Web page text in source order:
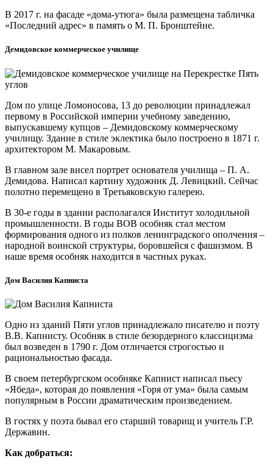
В 2017 г. на фасаде «дома-утюга» была размещена табличка
«Последний адрес» в память о М. П. Бронштейне.
Демидовское коммерческое училище
Дом по улице Ломоносова, 13 до революции принадлежал
первому в Российской империи учебному заведению,
выпускавшему купцов – Демидовскому коммерческому
училищу. Здание в стиле эклектика было построено в 1871 г.
архитектором М. Макаровым.
В главном зале висел портрет основателя училища – П. А.
Демидова. Написал картину художник Д. Левицкий. Сейчас
полотно перемещено в Третьяковскую галерею.
В 30-е годы в здании располагался Институт холодильной
промышленности. В годы ВОВ особняк стал местом
формирования одного из полков ленинградского ополчения –
народной воинской структуры, боровшейся с фашизмом. В
наше время особняк находится в частных руках.
Дом Василия Капниста
Одно из зданий Пяти углов принадлежало писателю и поэту
В.В. Капнисту. Особняк в стиле безордерного классицизма
был возведен в 1790 г. Дом отличается строгостью и
рациональностью фасада.
В своем петербургском особняке Капнист написал пьесу
«Ябеда», которая до появления «Горя от ума» была самым
популярным в России драматическим произведением.
В гостях у поэта бывал его старший товарищ и учитель Г.Р.
Державин.
Как добраться: